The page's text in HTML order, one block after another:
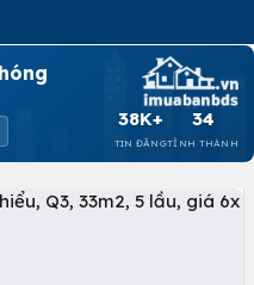
38K+
TIN ĐĂNG
34
TỈNH THÀNH